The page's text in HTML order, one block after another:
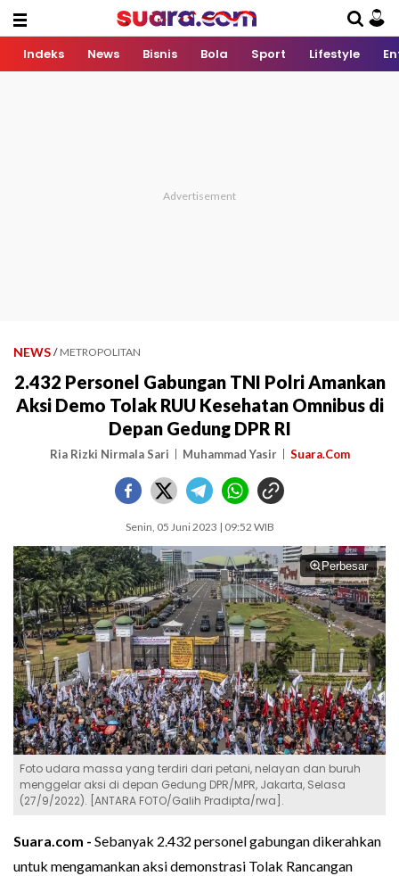
Indeks News Bisnis Bola Sport Lifestyle
NEWS / METROPOLITAN
2.432 Personel Gabungan TNI Polri Amankan
Aksi Demo Tolak RUU Kesehatan Omnibus di
Depan Gedung DPR RI
Ria Rizki Nirmala Sari Muhammad Yasir Suara.Com
Senin, 05 Juni 2023 | 09:52 WIB
Perbesar
Foto udara massa yang terdiri dari petani, nelayan dan buruh
menggelar aksi di depan Gedung DPR/MPR, Jakarta, Selasa
(27/9/2022). [ANTARA FOTO/Galih Pradipta/rwa].
Suara.com - Sebanyak 2.432 personel gabungan dikerahkan
untuk mengamankan aksi demonstrasi Tolak Rancangan